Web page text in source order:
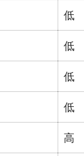
低
低
低
低
高